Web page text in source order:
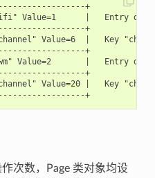
+
Value=1      |   Entry
+
Value=6  |   Key
+
Value=2       |   Entry
+
Value=20 |   Key
+-------------------------------------------+
次数，Page 类对象均设